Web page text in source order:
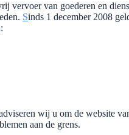
vervoer van goederen en
Sinds 1 december 2008
wij u om de website
aan de grens.